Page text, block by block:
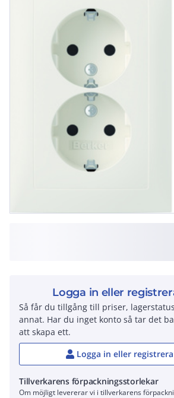
Logga in eller
Så får du tillgång till priser,
annat. Har du inget konto så tar det
att skapa ett.
Logga in eller
Tillverkarens förpackningsstorlekar
Om möjligt levererar vi i tillverkarens